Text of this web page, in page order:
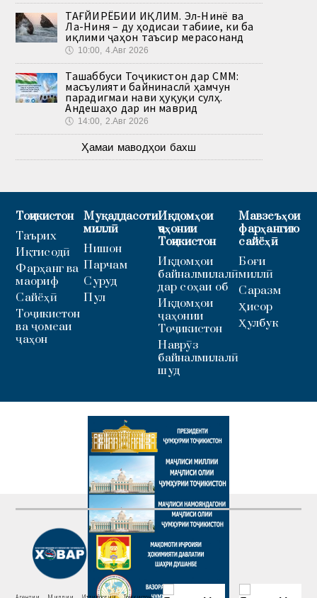
ТАҒЙИРЁБИИ ИҚЛИМ. Эл-Нинё ва
Ла-Ниня – ду ҳодисаи табиие, ки ба
иқлими ҷаҳон таъсир мерасонанд
🕔 10:00, 4.Авг 2026
Ташаббуси Тоҷикистон дар СММ:
масъулияти байнинаслӣ ҳамчун
парадигмаи нави ҳуқуқи сулҳ.
Андешаҳо дар ин маврид
🕔 14:00, 2.Авг 2026
Ҳамаи маводҳои бахш
Тоҷикистон
Таърих
Иқтисодӣ
Фарҳанг ва
маориф
Сайёҳӣ
Тоҷикистон
ва ҷомеаи
ҷаҳон
Муқаддасоти
миллӣ
Нишон
Парчам
Суруд
Пул
Иқдомҳои
ҷаҳонии
Тоҷикистон
Иқдомҳои
байналмилалӣ
дар соҳаи об
Иқдомҳои
ҷаҳонии
Тоҷикистон
Наврӯз
байналмилалӣ
шуд
Мавзеъҳои
фарҳангию
сайёҳӣ
Боғи
миллӣ
Саразм
Ҳисор
Ҳулбук